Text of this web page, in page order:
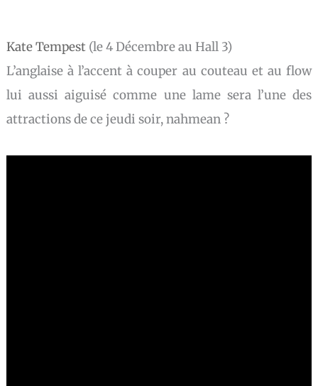
Kate Tempest (le 4 Décembre au Hall 3)
L’anglaise à l’accent à couper au couteau et au flow
lui aussi aiguisé comme une lame sera l’une des
attractions de ce jeudi soir, nahmean ?